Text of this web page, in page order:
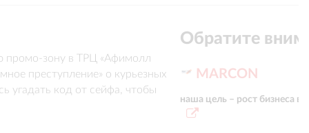
промо-зону в ТРЦ «Афимолл
преступление» о курьезных
угадать код от сейфа, чтобы
ограблений. Через промо-зону
Обратите
MARCON
наша цель – рост бизнеса